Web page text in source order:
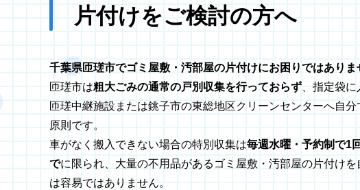
片付けをご検討の方へ
千葉県匝瑳市でゴミ屋敷・汚部屋の片付けにお困りではありま
匝瑳市は粗大ごみの通常の戸別収集を行っておらず 、指定袋
匝瑳中継施設または銚子市の東総地区クリーンセンターへ自
原則です。
車がなく搬入できない場合の特別収集は毎週水曜・予約制で1
でに限られ、大量の不用品があるゴミ屋敷・汚部屋の片付け
は容易ではありません。